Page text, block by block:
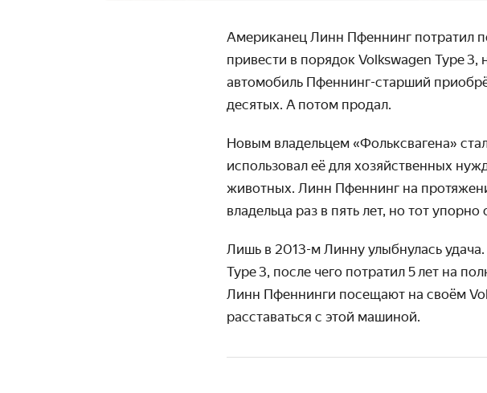
Американец Линн Пфеннинг потратил
привести в порядок Volkswagen Type
автомобиль Пфеннинг-старший
десятых. А потом продал.
Новым владельцем «Фольксвагена»
использо­вал её для хозяй­ственных
животных. Линн Пфеннинг на
владельца раз в пять лет, но тот
Лишь в 2013-м Линну улыбнулась
Type 3, после чего потратил 5 лет на
Линн Пфеннинги посещают на своём
расста­ваться с этой машиной.